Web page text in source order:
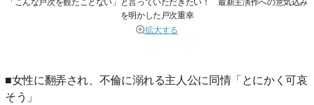
を明かした戸次重幸
拡大する
■女性に翻弄され、不倫に溺れる主人公に同情「とにかく可哀
そう」